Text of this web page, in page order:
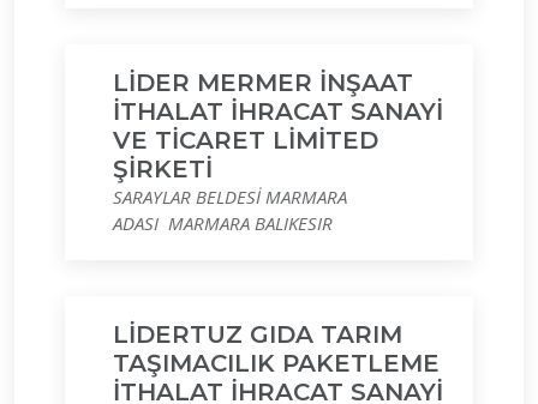
LİDER MERMER İNŞAAT
İTHALAT İHRACAT SANAYİ
VE TİCARET LİMİTED
ŞİRKETİ
SARAYLAR BELDESİ MARMARA
ADASI MARMARA BALIKESIR
LİDERTUZ GIDA TARIM
TAŞIMACILIK PAKETLEME
İTHALAT İHRACAT SANAYİ